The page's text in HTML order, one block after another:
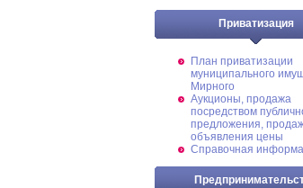
Приватизация
План приватизации
муниципального
Мирного
Аукционы, продажа
посредством
предложения,
объявления цены
Справочная